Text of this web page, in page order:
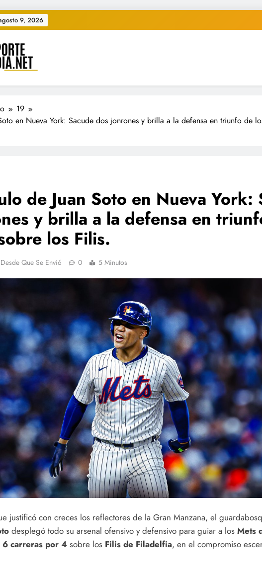
9, 2026
AL DIA • "Periodico Deportivo
#deportealdia #deportealdiard #deportealdiaperiodico
19
en Nueva York: Sacude dos jonrones y brilla a la defensa en triunfo de
de Juan Soto en Nueva York:
y brilla a la defensa en
los Filis.
Que Se Envió 0 5 Minutos
justificó con creces los reflectores de la Gran Manzana, el
desplegó todo su arsenal ofensivo y defensivo para guiar a los Mets
6 carreras por 4 sobre los Filis de Filadelfia, en el compromiso